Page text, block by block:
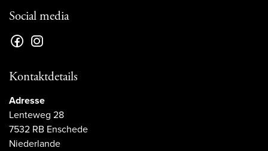
Social media
Kontaktdetails
Adresse
Lenteweg 28
7532 RB Enschede
Niederlande